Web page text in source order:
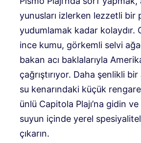
yunusları izlerken lezzetli bir
yudumlamak kadar kolaydır.
ince kumu, görkemli selvi
bakan acı baklalarıyla
çağrıştırıyor. Daha şenlikli
su kenarındaki küçük
ünlü Capitola Plajı’na gidin ve
suyun içinde yerel
çıkarın.